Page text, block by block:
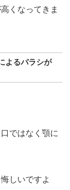
くなってきま
よるバラシが
ではなく顎に
しいですよ